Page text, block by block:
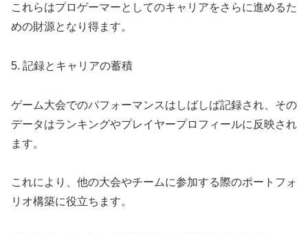
これらはプロゲーマーとしてのキャリアをさらに進めるた
めの財源となり得ます。
5. 記録とキャリアの蓄積
ゲーム大会でのパフォーマンスはしばしば記録され、その
データはランキングやプレイヤープロフィールに反映され
ます。
これにより、他の大会やチームに参加する際のポートフォ
リオ構築に役立ちます。